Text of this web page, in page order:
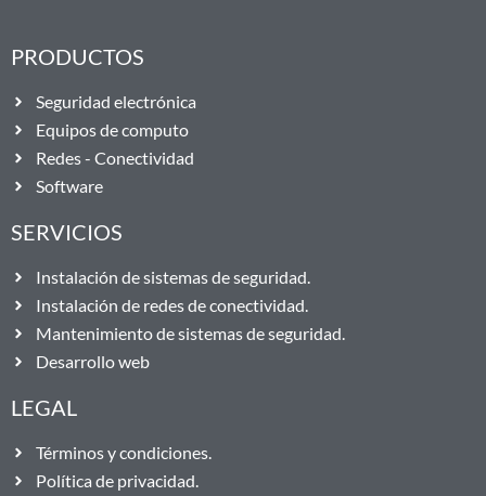
PRODUCTOS
Seguridad electrónica
Equipos de computo
Redes - Conectividad
Software
SERVICIOS
Instalación de sistemas de seguridad.
Instalación de redes de conectividad.
Mantenimiento de sistemas de seguridad.
Desarrollo web
LEGAL
Términos y condiciones.
Política de privacidad.